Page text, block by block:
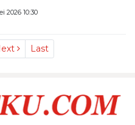
2026 10:30
Last